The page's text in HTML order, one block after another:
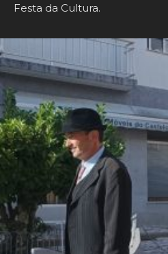
Festa da Cultura.